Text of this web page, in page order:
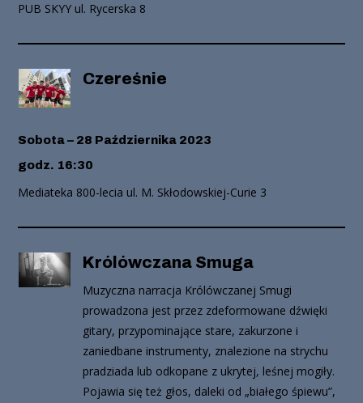
PUB SKYY ul. Rycerska 8
Czereśnie
Sobota – 28 Października 2023
godz. 16:30
Mediateka 800-lecia ul. M. Skłodowskiej-Curie 3
Królówczana Smuga
Muzyczna narracja Królówczanej Smugi
prowadzona jest przez zdeformowane dźwięki
gitary, przypominające stare, zakurzone i
zaniedbane instrumenty, znalezione na strychu
pradziada lub odkopane z ukrytej, leśnej mogiły.
Pojawia się też głos, daleki od „białego śpiewu”,